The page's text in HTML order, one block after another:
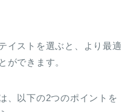
イストを選ぶと、より最適
ができます。
、以下の2つのポイントを